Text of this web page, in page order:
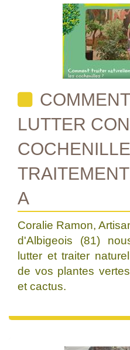
LUTTER
A
Coralie Ramon,
d'Albigeois (81)
lutter et traiter
de vos plantes
et cactus.